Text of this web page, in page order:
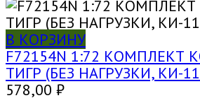
В КОРЗИНУ
F72154N 1:72 КОМПЛЕКТ
ТИГР (БЕЗ НАГРУЗКИ, КИ-
578,00 ₽